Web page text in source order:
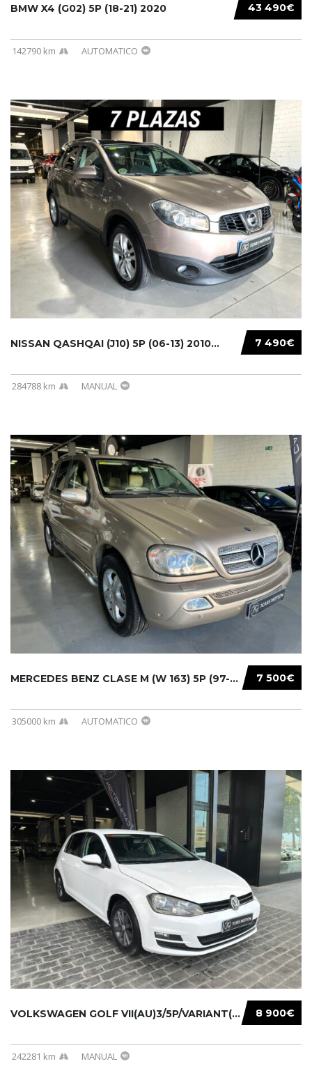
43 490€
BMW X4 (G02) 5P (18-21) 2020
142790 km AUTOMATICO
7 490€
NISSAN QASHQAI (J10) 5P (06-13) 2010...
284788 km MANUAL
7 500€
MERCEDES BENZ CLASE M (W 163) 5P (97-05) 200...
305000 km AUTOMATICO
8 900€
VOLKSWAGEN GOLF VII(AU)3/5P/VARIANT(12-16 20...
242281 km MANUAL